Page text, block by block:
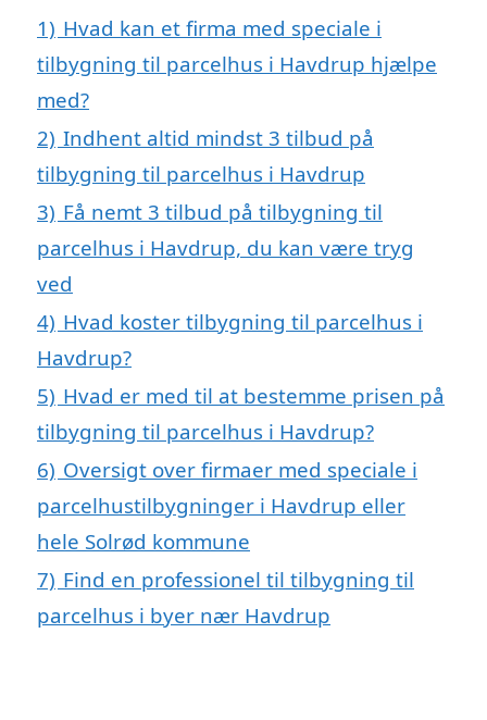
1) Hvad kan et firma med speciale i
tilbygning til parcelhus i Havdrup hjælpe
med?
2) Indhent altid mindst 3 tilbud på
tilbygning til parcelhus i Havdrup
3) Få nemt 3 tilbud på tilbygning til
parcelhus i Havdrup, du kan være tryg
ved
4) Hvad koster tilbygning til parcelhus i
Havdrup?
5) Hvad er med til at bestemme prisen på
tilbygning til parcelhus i Havdrup?
6) Oversigt over firmaer med speciale i
parcelhustilbygninger i Havdrup eller
hele Solrød kommune
7) Find en professionel til tilbygning til
parcelhus i byer nær Havdrup